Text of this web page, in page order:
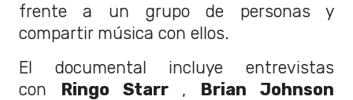
frente a un grupo de personas y
compartir música con ellos.
El documental incluye entrevistas
con Ringo Starr, Brian Johnson